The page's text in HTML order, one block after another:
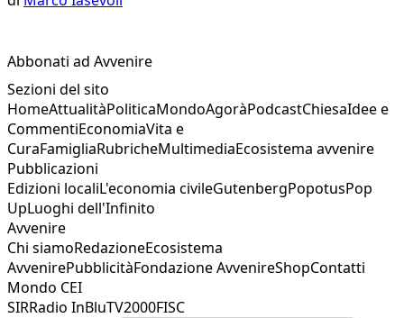
Abbonati ad Avvenire
Sezioni del sito
HomeAttualitàPoliticaMondoAgoràPodcastChiesaIdee e
CommentiEconomiaVita e
CuraFamigliaRubricheMultimediaEcosistema avvenire
Pubblicazioni
Edizioni localiL'economia civileGutenbergPopotusPop
UpLuoghi dell'Infinito
Avvenire
Chi siamoRedazioneEcosistema
AvvenirePubblicitàFondazione AvvenireShopContatti
Mondo CEI
SIRRadio InBluTV2000FISC